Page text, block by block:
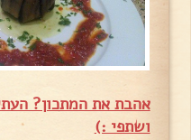
אהבת את המתכון?
ושתפי :)